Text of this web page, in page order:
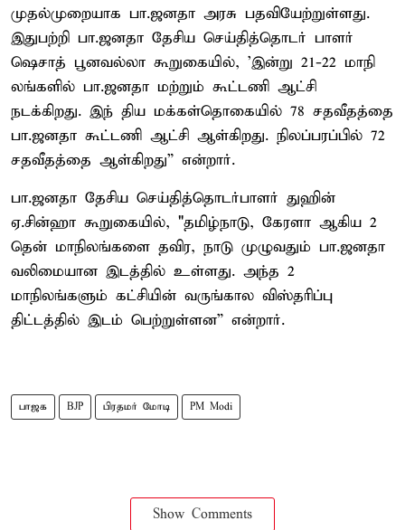
முதல்முறையாக பா.ஜனதா அரசு பதவியேற்றுள்ளது.
இதுபற்றி பா.ஜனதா தேசிய செய்தித்தொடர் பாளர்
ஷெசாத் பூனவல்லா கூறுகையில், 'இன்று 21-22 மாநி
லங்களில் பா.ஜனதா மற்றும் கூட்டணி ஆட்சி
நடக்கிறது. இந் திய மக்கள்தொகையில் 78 சதவீதத்தை
பா.ஜனதா கூட்டணி ஆட்சி ஆள்கிறது. நிலப்பரப்பில் 72
சதவீதத்தை ஆள்கிறது” என்றார்.
பா.ஜனதா தேசிய செய்தித்தொடர்பாளர் துஹின்
ஏ.சின்ஹா கூறுகையில், "தமிழ்நாடு, கேரளா ஆகிய 2
தென் மாநிலங்களை தவிர, நாடு முழுவதும் பா.ஜனதா
வலிமையான இடத்தில் உள்ளது. அந்த 2
மாநிலங்களும் கட்சியின் வருங்கால விஸ்தரிப்பு
திட்டத்தில் இடம் பெற்றுள்ளன” என்றார்.
பாஜக BJP பிரதமர் மோடி PM Modi
Show Comments